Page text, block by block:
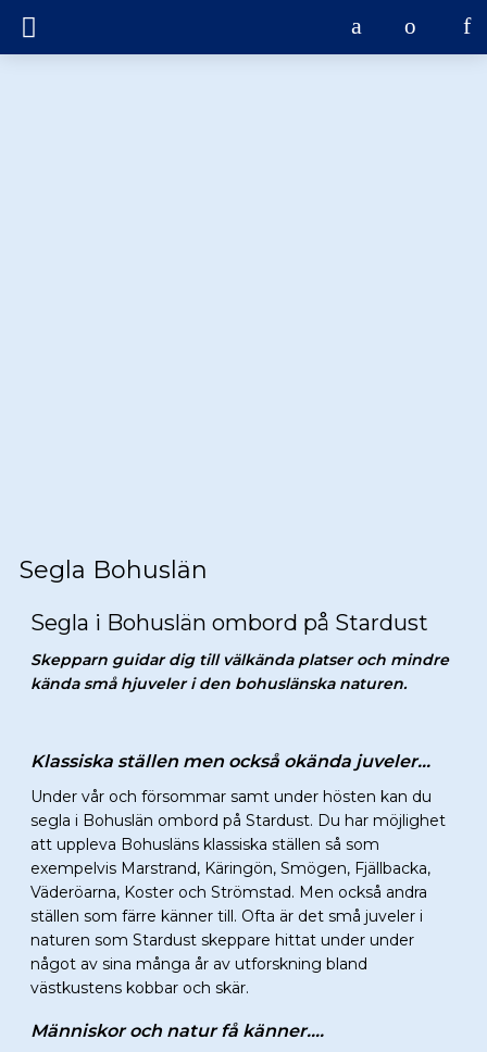
Segla Bohuslän
Segla i Bohuslän ombord på Stardust
Skepparn guidar dig till välkända platser och mindre
kända små hjuveler i den bohuslänska naturen.
Klassiska ställen men också okända juveler…
Under vår och försommar samt under hösten kan du
segla i Bohuslän ombord på Stardust. Du har möjlighet
att uppleva Bohusläns klassiska ställen så som
exempelvis Marstrand, Käringön, Smögen, Fjällbacka,
Väderöarna, Koster och Strömstad. Men också andra
ställen som färre känner till. Ofta är det små juveler i
naturen som Stardust skeppare hittat under under
något av sina många år av utforskning bland
västkustens kobbar och skär.
Människor och natur få känner….